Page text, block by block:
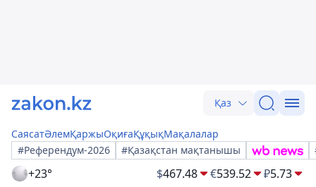
Қаз
СаясатӘлемҚаржыОқиғаҚұқықМақалалар
#Референдум-2026
#Қазақстан мақтанышы
+23° $467.48 €539.52 ₽5.73